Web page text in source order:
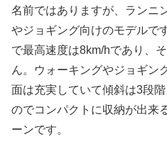
名前ではありますが、ランニ
やジョギング向けのモデルで
で最高速度は8km/hであり、
ん。ウォーキングやジョギン
面は充実していて傾斜は3段
のでコンパクトに収納が出来
ーンです。